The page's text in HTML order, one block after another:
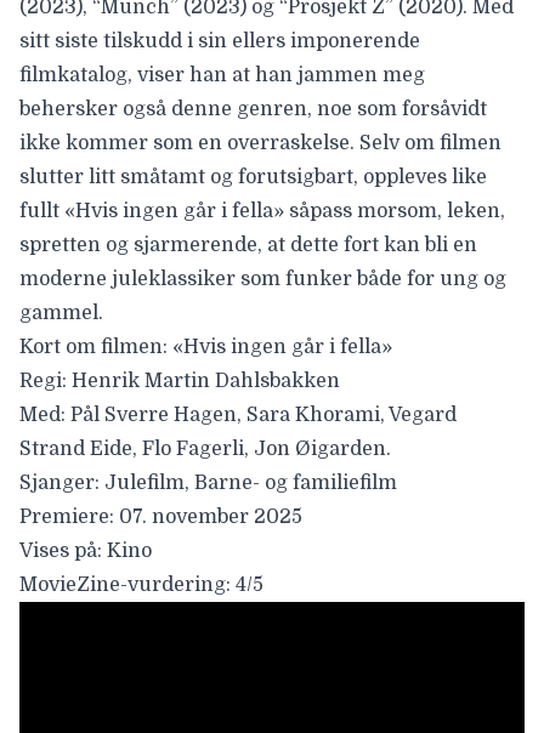
(2023), “Munch” (2023) og “Prosjekt Z” (2020). Med
sitt siste tilskudd i sin ellers imponerende
filmkatalog, viser han at han jammen meg
behersker også denne genren, noe som forsåvidt
ikke kommer som en overraskelse. Selv om filmen
slutter litt småtamt og forutsigbart, oppleves like
fullt «Hvis ingen går i fella» såpass morsom, leken,
spretten og sjarmerende, at dette fort kan bli en
moderne juleklassiker som funker både for ung og
gammel.
Kort om filmen: «Hvis ingen går i fella»
Regi: Henrik Martin Dahlsbakken
Med: Pål Sverre Hagen, Sara Khorami, Vegard
Strand Eide, Flo Fagerli, Jon Øigarden.
Sjanger: Julefilm, Barne- og familiefilm
Premiere: 07. november 2025
Vises på: Kino
MovieZine-vurdering: 4/5